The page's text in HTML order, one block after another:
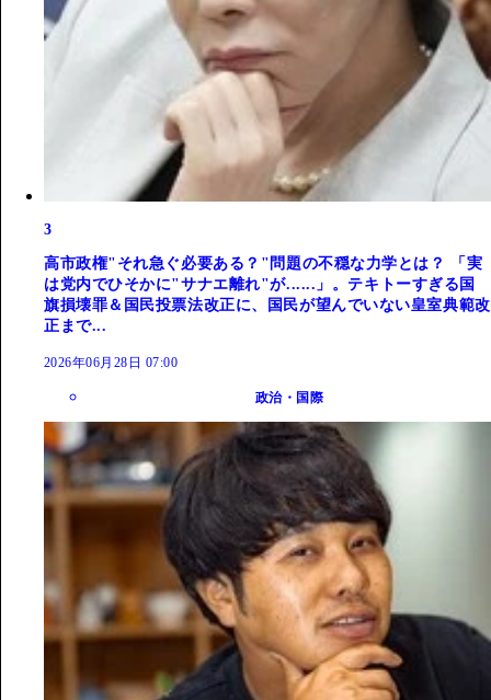
3
高市政権"それ急ぐ必要ある？"問題の不穏な力学とは？ 「実
は党内でひそかに"サナエ離れ"が......」。テキトーすぎる国
旗損壊罪＆国民投票法改正に、国民が望んでいない皇室典範改
正まで...
2026年06月28日 07:00
政治・国際